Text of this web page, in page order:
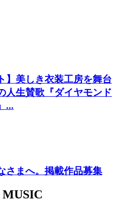
】美しき衣装工房を舞台
人生賛歌『ダイヤモンド
...
さまへ。掲載作品募集